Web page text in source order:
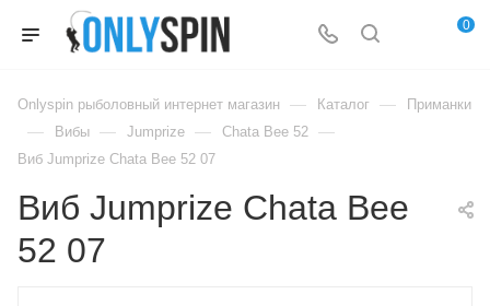
0
Onlyspin рыболовный интернет магазин — Каталог — Приманки
— Вибы — Jumprize — Chata Bee 52 —
Виб Jumprize Chata Bee 52 07
Виб Jumprize Chata Bee
52 07